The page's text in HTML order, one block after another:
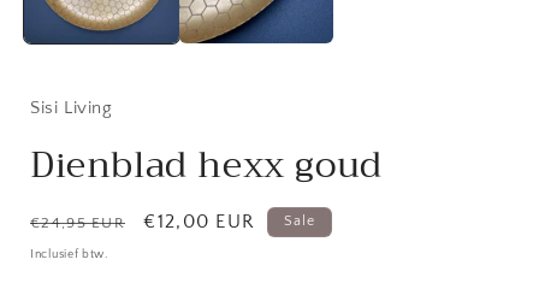
Sisi Living
Dienblad hexx goud
Normale
prijs
€24,95 EUR Aanbiedingsprijs
€12,00 EUR Sale
Inclusief btw.